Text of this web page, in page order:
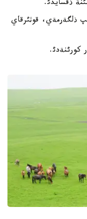
ذقسايدئ.
ذلگةرمةي، قوثئرقاي
كورئنةدئ.